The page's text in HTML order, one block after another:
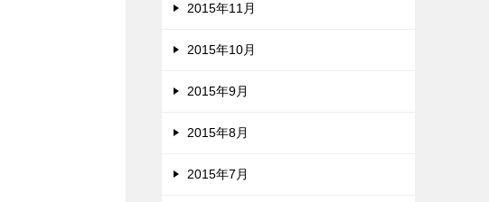
2015年11月
2015年10月
2015年9月
2015年8月
2015年7月